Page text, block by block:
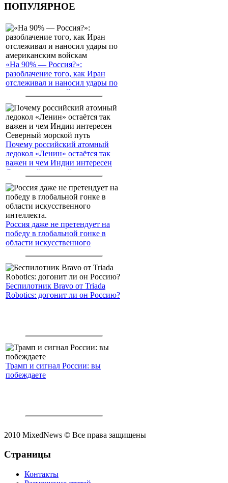
ПОПУЛЯРНОЕ
«На 90% — Россия?»:
разоблачение того, как Иран
отслеживал и наносил удары по
американским войскам
Почему российский атомный
ледокол «Ленин» остаётся так
важен и чем Индии интересен
Северный морской путь
Россия даже не претендует на
победу в глобальной гонке в
области искусственного
Беспилотник Bravo от Triada
Robotics: догонит ли он Россию?
Трамп и сигнал России: вы
побеждаете
2010 MixedNews © Все права защищены
Страницы
Контакты